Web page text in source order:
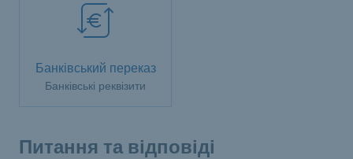
Банківський переказ
Банківські реквізити
Питання та відповіді